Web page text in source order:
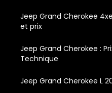
Jeep Grand Cherokee
et prix
Jeep Grand Cherokee :
Technique
Jeep Grand Cherokee L